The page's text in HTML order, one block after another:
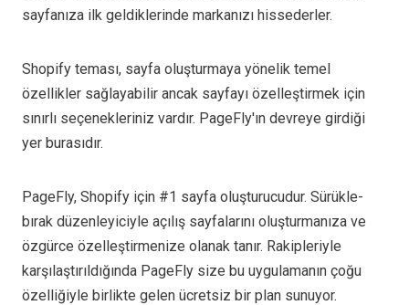
sayfanıza ilk geldiklerinde markanızı hissederler.
Shopify teması, sayfa oluşturmaya yönelik temel
özellikler sağlayabilir ancak sayfayı özelleştirmek için
sınırlı seçenekleriniz vardır. PageFly'ın devreye girdiği
yer burasıdır.
PageFly, Shopify için #1 sayfa oluşturucudur. Sürükle-
bırak düzenleyiciyle açılış sayfalarını oluşturmanıza ve
özgürce özelleştirmenize olanak tanır. Rakipleriyle
karşılaştırıldığında PageFly size bu uygulamanın çoğu
özelliğiyle birlikte gelen ücretsiz bir plan sunuyor.